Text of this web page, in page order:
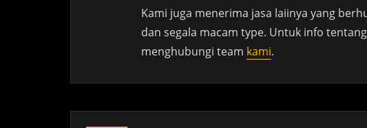
Kami juga menerima jasa laiinya yang
dan segala macam type. Untuk info
menghubungi team kami.